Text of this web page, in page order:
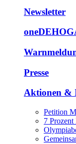
Newsletter
Presse
Aktionen &
Petition
7 Prozent